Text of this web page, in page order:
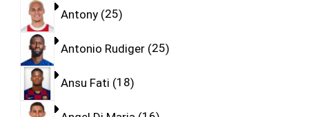
Antony 25
Antonio Rudiger 25
Ansu Fati 18